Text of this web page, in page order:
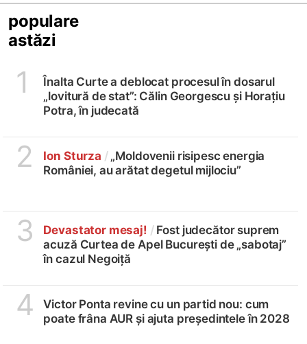
populare
astăzi
1
Înalta Curte a deblocat procesul în dosarul
„lovitură de stat”: Călin Georgescu și Horațiu
Potra, în judecată
2 Ion Sturza /„Moldovenii risipesc energia
României, au arătat degetul mijlociu”
3 Devastator mesaj! / Fost judecător suprem
acuză Curtea de Apel București de „sabotaj”
în cazul Negoiță
4
Victor Ponta revine cu un partid nou: cum
poate frâna AUR și ajuta președintele în 2028